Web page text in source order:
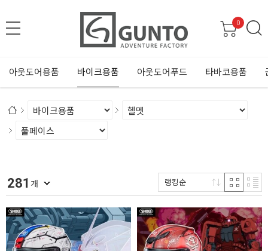
0
아웃도어용품 바이크용품 아웃도어푸드 타바코용품
281 개 랭킹순